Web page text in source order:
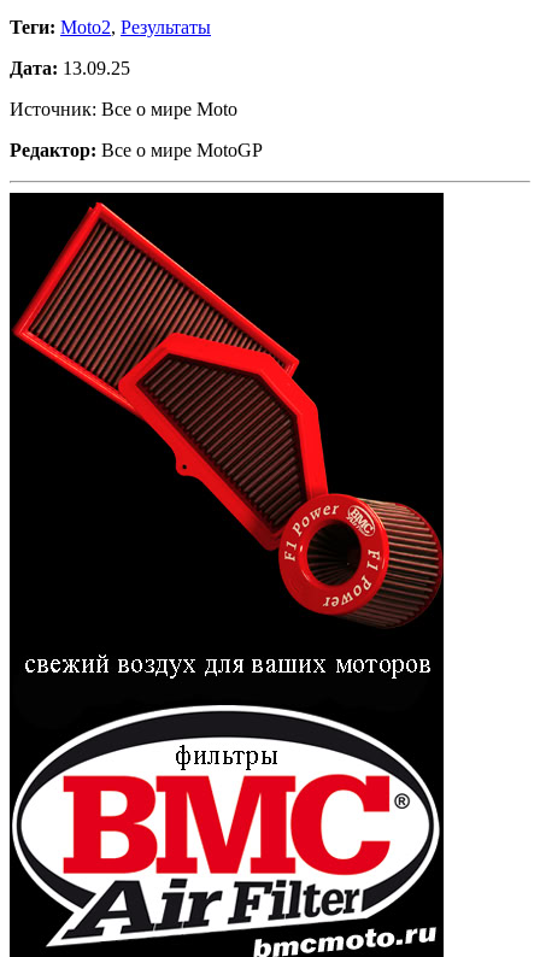
Теги: Moto2, Результаты
Дата: 13.09.25
Источник: Все о мире Moto
Редактор: Все о мире MotoGP